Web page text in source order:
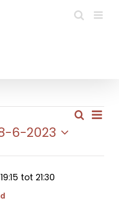
en
Zoeken
Lijst
6-2023
tot 21:30